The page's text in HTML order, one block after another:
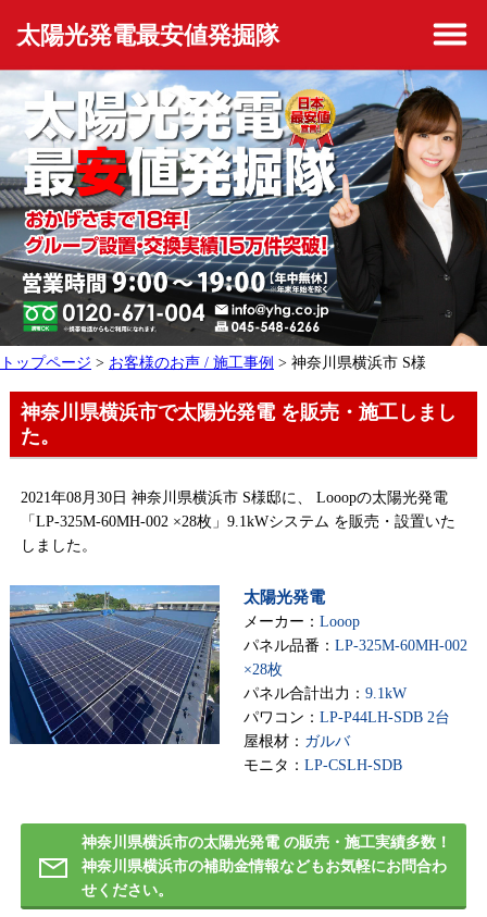
太陽光発電最安値発掘隊
トップページ > お客様のお声 / 施工事例 > 神奈川県横浜市 S様
神奈川県横浜市で太陽光発電 を販売・施工しまし
た。
2021年08月30日 神奈川県横浜市 S様邸に、 Looopの太陽光発電
「LP-325M-60MH-002 ×28枚」9.1kWシステム を販売・設置いた
しました。
太陽光発電
メーカー： Looop
パネル品番： LP-325M-60MH-002
×28枚
パネル合計出力： 9.1kW
パワコン： LP-P44LH-SDB 2台
屋根材： ガルバ
モニタ： LP-CSLH-SDB
神奈川県横浜市の太陽光発電 の販売・施工実績多数！
神奈川県横浜市の補助金情報などもお気軽にお問合わ
せください。